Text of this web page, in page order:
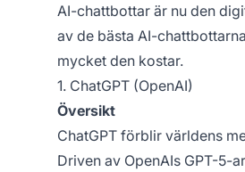
AI-chattbottar är nu den
av de bästa AI-
mycket den kostar.
1. ChatGPT (OpenAI)
Översikt
ChatGPT förblir världens
Driven av OpenAIs GPT-5-